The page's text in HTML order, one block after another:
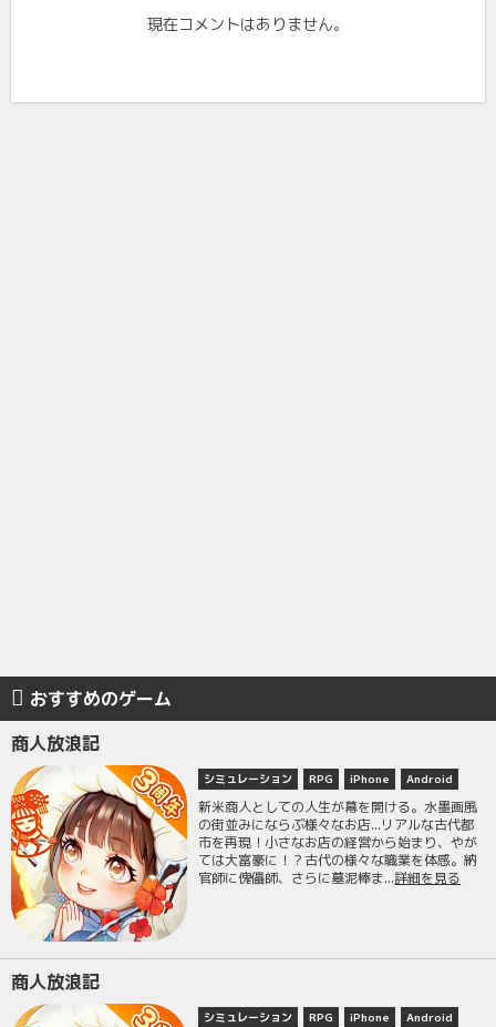
現在コメントはありません。
おすすめのゲーム
商人放浪記
シミュレーション RPG iPhone Android
新米商人としての人生が幕を開ける。水墨画風
の街並みにならぶ様々なお店...リアルな古代都
市を再現！小さなお店の経営から始まり、やが
ては大富豪に！？古代の様々な職業を体感。納
官師に傀儡師、さらに墓泥棒ま...詳細を見る
商人放浪記
シミュレーション RPG iPhone Android